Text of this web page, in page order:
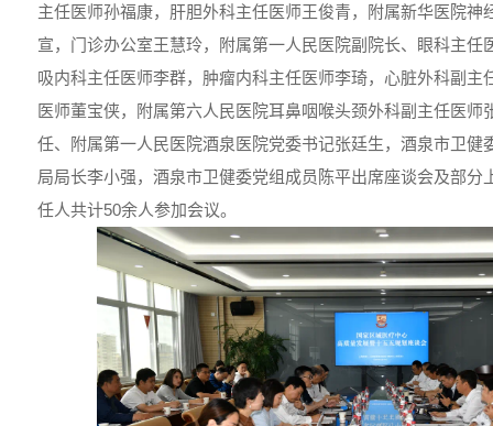
主任医师孙福康，肝胆外科主任医师王俊青，附属新华医院神
宣，门诊办公室王慧玲，附属第一人民医院副院长、眼科主任
吸内科主任医师李群，肿瘤内科主任医师李琦，心脏外科副主
医师董宝侠，附属第六人民医院耳鼻咽喉头颈外科副主任医师
任、附属第一人民医院酒泉医院党委书记张廷生，酒泉市卫健
局局长李小强，酒泉市卫健委党组成员陈平出席座谈会及部分
任人共计50余人参加会议。